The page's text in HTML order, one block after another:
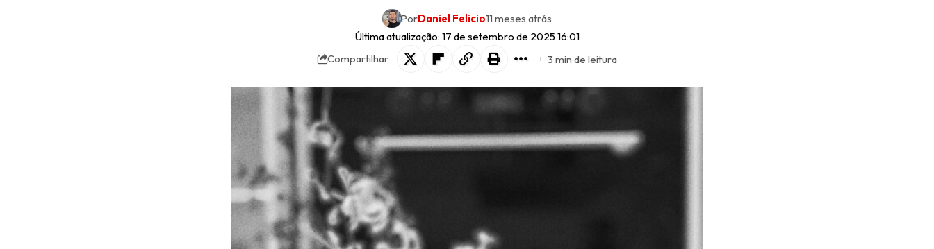
Última atualização: 17 de setembro de 2025 16:01
PorDaniel Felicio11 meses atrás
Compartilhar 3 min de leitura